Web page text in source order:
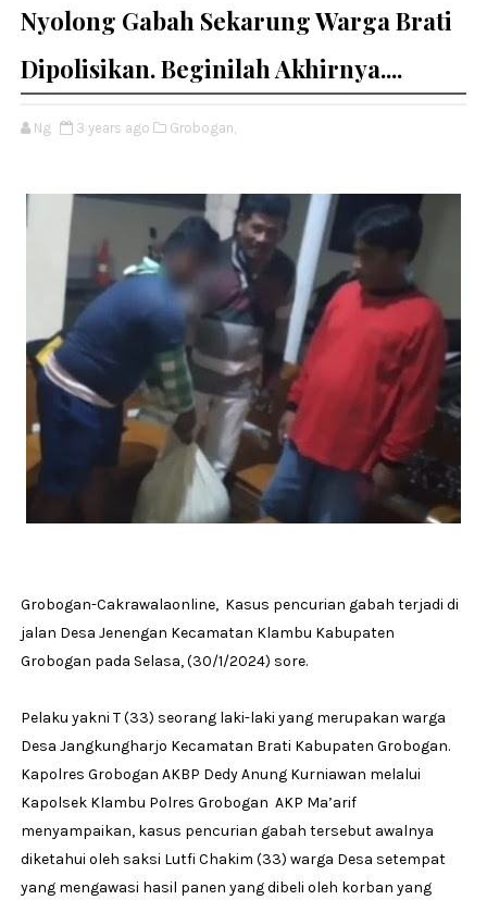
Nyolong Gabah Sekarung Warga Brati
Dipolisikan. Beginilah Akhirnya....
Ng 3 years ago Grobogan,
Grobogan-Cakrawalaonline, Kasus pencurian gabah terjadi di
jalan Desa Jenengan Kecamatan Klambu Kabupaten
Grobogan pada Selasa, (30/1/2024) sore.
Pelaku yakni T (33) seorang laki-laki yang merupakan warga
Desa Jangkungharjo Kecamatan Brati Kabupaten Grobogan.
Kapolres Grobogan AKBP Dedy Anung Kurniawan melalui
Kapolsek Klambu Polres Grobogan AKP Ma’arif
menyampaikan, kasus pencurian gabah tersebut awalnya
diketahui oleh saksi Lutfi Chakim (33) warga Desa setempat
yang mengawasi hasil panen yang dibeli oleh korban yang